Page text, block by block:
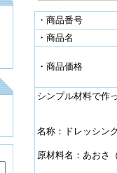
・商品番号
・商品名
・商品価格
シンプル材料で作
名称：ドレッシン
原材料名：あおさ